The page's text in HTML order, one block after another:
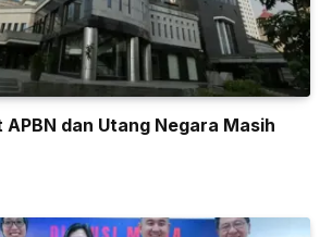
dan Utang Negara Masih